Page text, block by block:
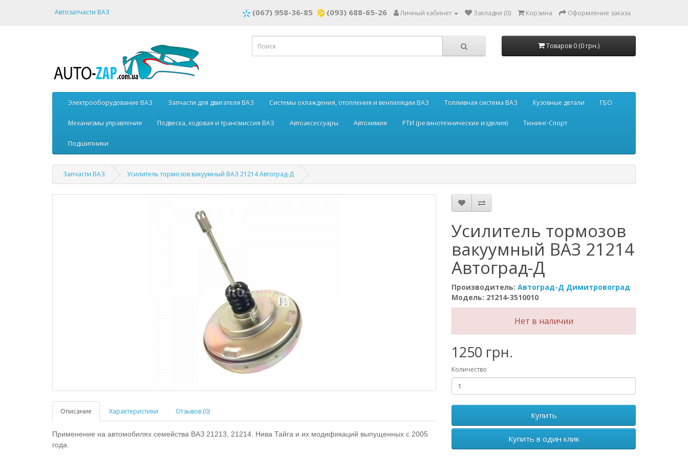
Автозапчасти ВАЗ (067) 958-36-85 (093) 688-65-26 Личный кабинет Закладки (0) Корзина Оформление заказа
Товаров 0 (0 грн.)
Электрооборудование ВАЗ Запчасти для двигателя ВАЗ Системы охлаждения, отопления и вентиляции ВАЗ Топливная система ВАЗ Кузовные детали ГБО
Механизмы управления Подвеска, ходовая и трансмиссия ВАЗ Автоаксессуары Автохимия РТИ (резинотехнические изделия) Тюнинг-Спорт
Подшипники
Запчасти ВАЗ Усилитель тормозов вакуумный ВАЗ 21214 Автоград-Д
Описание Характеристики Отзывов (0)
Применение на автомобилях семейства ВАЗ 21213, 21214, Нива Тайга и их модификаций выпущенных с 2005
года.
Усилитель тормозов
вакуумный ВАЗ 21214
Автоград-Д
Производитель: Автоград-Д Димитровоград
Модель: 21214-3510010
Нет в наличии
1250 грн.
Количество
Купить
Купить в один клик